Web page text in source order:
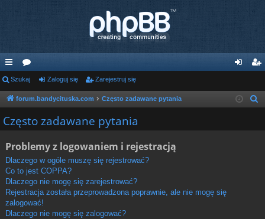
ię
ce
j
or
a og ej
Szukaj Zaloguj się Zarejestruj się
forum.bandycituska.com Często zadawane pytania
Często zadawane pytania
Problemy z logowaniem i rejestracją
Dlaczego w ogóle muszę się rejestrować?
Co to jest COPPA?
Dlaczego nie mogę się zarejestrować?
Rejestracja została przeprowadzona poprawnie, ale nie mogę się
zalogować!
Dlaczego nie mogę się zalogować?